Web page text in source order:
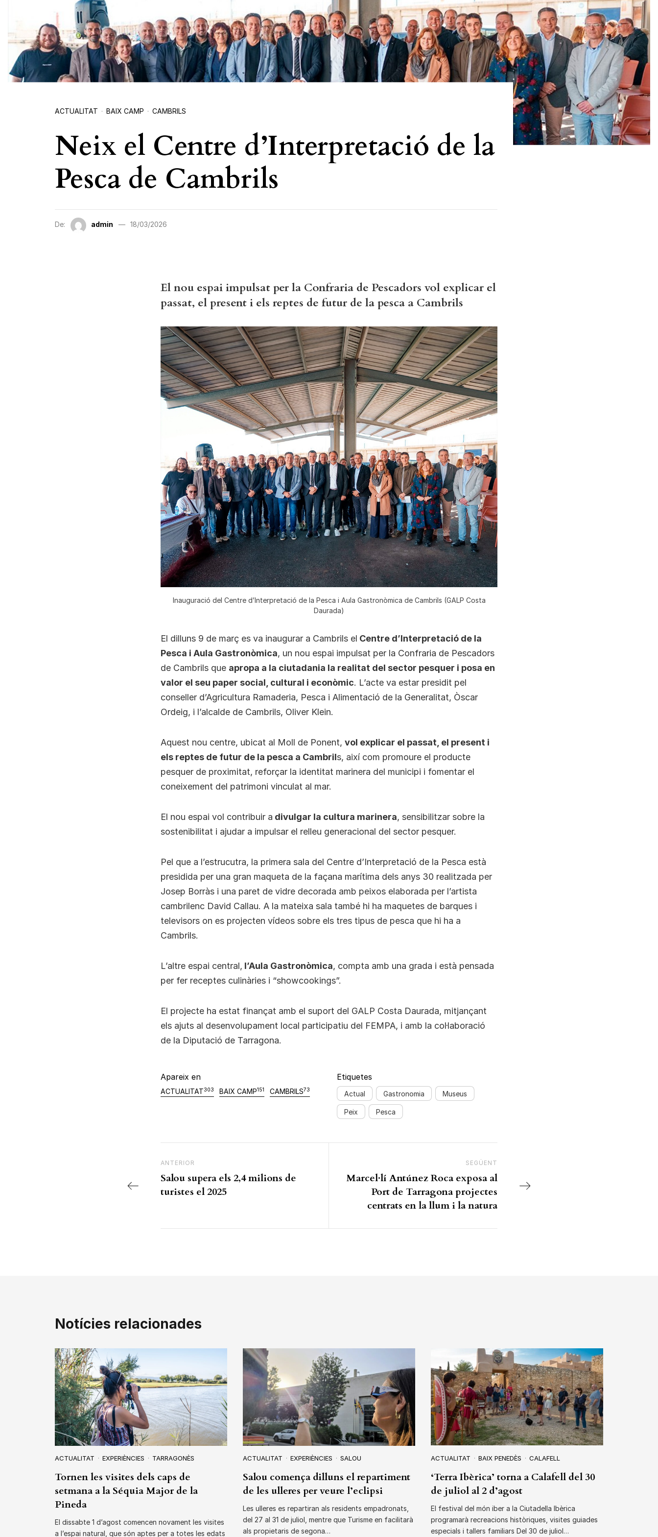
ACTUALITAT BAIX CAMP CAMBRILS
Neix el Centre d’Interpretació de la
Pesca de Cambrils
De: admin 18/03/2026
El nou espai impulsat per la Confraria de Pescadors vol explicar el
passat, el present i els reptes de futur de la pesca a Cambrils
Inauguració del Centre d’Interpretació de la Pesca i Aula Gastronòmica de Cambrils (GALP Costa
Daurada)
El dilluns 9 de març es va inaugurar a Cambrils el Centre d’Interpretació de la
Pesca i Aula Gastronòmica, un nou espai impulsat per la Confraria de Pescadors
de Cambrils que apropa a la ciutadania la realitat del sector pesquer i posa en
valor el seu paper social, cultural i econòmic. L’acte va estar presidit pel
conseller d’Agricultura Ramaderia, Pesca i Alimentació de la Generalitat, Òscar
Ordeig, i l’alcalde de Cambrils, Oliver Klein.
Aquest nou centre, ubicat al Moll de Ponent, vol explicar el passat, el present i
els reptes de futur de la pesca a Cambrils, així com promoure el producte
pesquer de proximitat, reforçar la identitat marinera del municipi i fomentar el
coneixement del patrimoni vinculat al mar.
El nou espai vol contribuir a divulgar la cultura marinera, sensibilitzar sobre la
sostenibilitat i ajudar a impulsar el relleu generacional del sector pesquer.
Pel que a l’estrucutra, la primera sala del Centre d’Interpretació de la Pesca està
presidida per una gran maqueta de la façana marítima dels anys 30 realitzada per
Josep Borràs i una paret de vidre decorada amb peixos elaborada per l’artista
cambrilenc David Callau. A la mateixa sala també hi ha maquetes de barques i
televisors on es projecten vídeos sobre els tres tipus de pesca que hi ha a
Cambrils.
L’altre espai central, l’Aula Gastronòmica, compta amb una grada i està pensada
per fer receptes culinàries i “showcookings”.
El projecte ha estat finançat amb el suport del GALP Costa Daurada, mitjançant
els ajuts al desenvolupament local participatiu del FEMPA, i amb la col·laboració
de la Diputació de Tarragona.
Apareix en
ACTUALITAT303 BAIX CAMP151 CAMBRILS73
Etiquetes
Actual Gastronomia Museus
Peix Pesca
Previous Post
ANTERIOR
Salou supera els 2,4 milions de
turistes el 2025
SEGÜENT
Marcel·lí Antúnez Roca exposa al
Port de Tarragona projectes
centrats en la llum i la natura
Notícies relacionades
ACTUALITAT EXPERIÈNCIES TARRAGONÈS
Tornen les visites dels caps de
setmana a la Séquia Major de la
Pineda
El dissabte 1 d’agost comencen novament les visites
a l’espai natural, que són aptes per a totes les edats
ACTUALITAT EXPERIÈNCIES SALOU
Salou comença dilluns el repartiment
de les ulleres per veure l’eclipsi
Les ulleres es repartiran als residents empadronats,
del 27 al 31 de juliol, mentre que Turisme en facilitarà
als propietaris de segona…
ACTUALITAT BAIX PENEDÈS CALAFELL
‘Terra Ibèrica’ torna a Calafell del 30
de juliol al 2 d’agost
El festival del món iber a la Ciutadella Ibèrica
programarà recreacions històriques, visites guiades
especials i tallers familiars Del 30 de juliol…